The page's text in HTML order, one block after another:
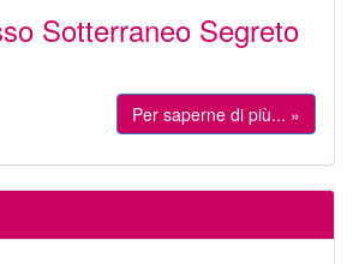
Sotterraneo Segreto
Per saperne di più... »